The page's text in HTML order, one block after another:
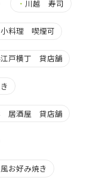
・ 川越 寿司
料理 喫煙可
戸横丁 貸店舗
居酒屋 貸店舗
お好み焼き